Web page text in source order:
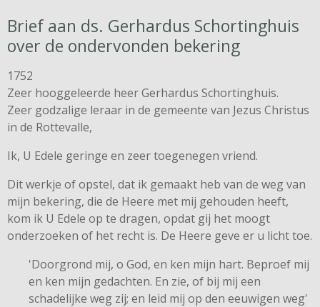
Brief aan ds. Gerhardus Schortinghuis
over de ondervonden bekering
1752
Zeer hooggeleerde heer Gerhardus Schortinghuis.
Zeer godzalige leraar in de gemeente van Jezus Christus
in de Rottevalle,
Ik, U Edele geringe en zeer toegenegen vriend.
Dit werkje of opstel, dat ik gemaakt heb van de weg van
mijn bekering, die de Heere met mij gehouden heeft,
kom ik U Edele op te dragen, opdat gij het moogt
onderzoeken of het recht is. De Heere geve er u licht toe.
'Doorgrond mij, o God, en ken mijn hart. Beproef mij
en ken mijn gedachten. En zie, of bij mij een
schadelijke weg zij; en leid mij op den eeuwigen weg'